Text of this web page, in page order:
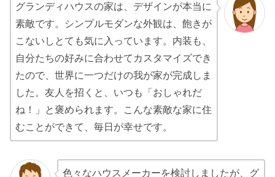
グランディハウスの家は、デザインが本当に
素敵です。シンプルモダンな外観は、飽きが
こないしとても気に入っています。内装も、
自分たちの好みに合わせてカスタマイズでき
たので、世界に一つだけの我が家が完成しま
した。友人を招くと、いつも「おしゃれだ
ね！」と褒められます。こんな素敵な家に住
むことができて、毎日が幸せです。
色々なハウスメーカーを検討しましたが、グ